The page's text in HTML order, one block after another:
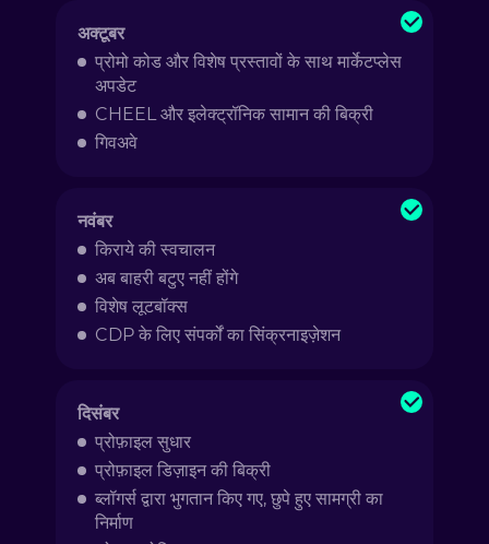
अक्टूबर
प्रोमो कोड और विशेष प्रस्तावों के साथ मार्केटप्लेस
अपडेट
CHEEL और इलेक्ट्रॉनिक सामान की बिक्री
गिवअवे
नवंबर
किराये की स्वचालन
अब बाहरी बटुए नहीं होंगे
विशेष लूटबॉक्स
CDP के लिए संपर्कों का सिंक्रनाइज़ेशन
दिसंबर
प्रोफ़ाइल सुधार
प्रोफ़ाइल डिज़ाइन की बिक्री
ब्लॉगर्स द्वारा भुगतान किए गए, छुपे हुए सामग्री का
निर्माण